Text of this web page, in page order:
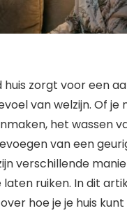
huis zorgt voor een
van welzijn. Of je
het wassen
van een
verschillende
ruiken. In dit
hoe je je huis